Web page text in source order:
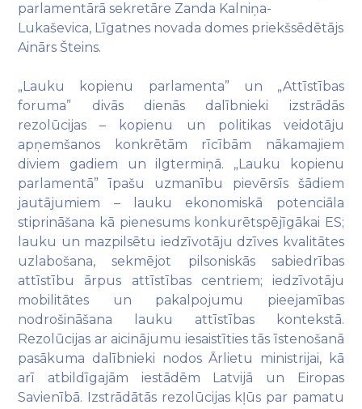
parlamentārā sekretāre Zanda Kalniņa-
Lukaševica, Līgatnes novada domes priekšsēdētājs
Ainārs Šteins.
„Lauku kopienu parlamenta” un „Attīstības
foruma” divās dienās dalībnieki izstrādās
rezolūcijas – kopienu un politikas veidotāju
apņemšanos konkrētām rīcībām nākamajiem
diviem gadiem un ilgtermiņā. „Lauku kopienu
parlamentā” īpašu uzmanību pievērsīs šādiem
jautājumiem – lauku ekonomiskā potenciāla
stiprināšana kā pienesums konkurētspējīgākai ES;
lauku un mazpilsētu iedzīvotāju dzīves kvalitātes
uzlabošana, sekmējot pilsoniskās sabiedrības
attīstību ārpus attīstības centriem; iedzīvotāju
mobilitātes un pakalpojumu pieejamības
nodrošināšana lauku attīstības kontekstā.
Rezolūcijas ar aicinājumu iesaistīties tās īstenošanā
pasākuma dalībnieki nodos Ārlietu ministrijai, kā
arī atbildīgajām iestādēm Latvijā un Eiropas
Savienībā. Izstrādātās rezolūcijas kļūs par pamatu